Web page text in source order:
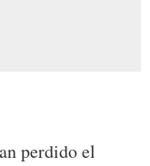
perdido el